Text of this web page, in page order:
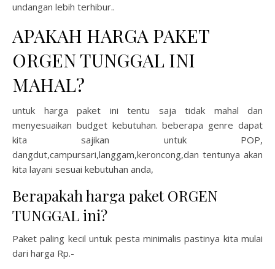
undangan lebih terhibur..
APAKAH HARGA PAKET
ORGEN TUNGGAL INI
MAHAL?
untuk harga paket ini tentu saja tidak mahal dan
menyesuaikan budget kebutuhan. beberapa genre dapat
kita sajikan untuk POP,
dangdut,campursari,langgam,keroncong,dan tentunya akan
kita layani sesuai kebutuhan anda,
Berapakah harga paket ORGEN
TUNGGAL ini?
Paket paling kecil untuk pesta minimalis pastinya kita mulai
dari harga Rp.-